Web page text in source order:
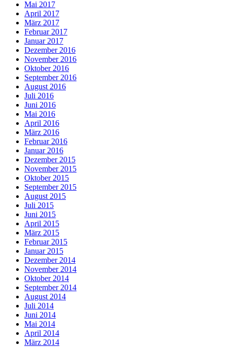
Mai 2017
April 2017
März 2017
Februar 2017
Januar 2017
Dezember 2016
November 2016
Oktober 2016
September 2016
August 2016
Juli 2016
Juni 2016
Mai 2016
April 2016
März 2016
Februar 2016
Januar 2016
Dezember 2015
November 2015
Oktober 2015
September 2015
August 2015
Juli 2015
Juni 2015
April 2015
März 2015
Februar 2015
Januar 2015
Dezember 2014
November 2014
Oktober 2014
September 2014
August 2014
Juli 2014
Juni 2014
Mai 2014
April 2014
März 2014